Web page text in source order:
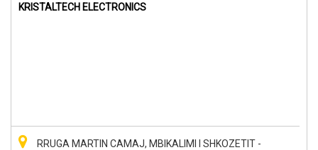
KRISTALTECH ELECTRONICS
RRUGA MARTIN CAMAJ, MBIKALIMI I SHKOZETIT -